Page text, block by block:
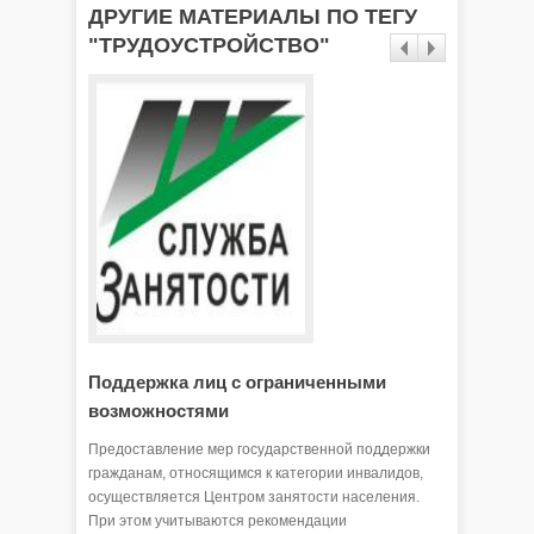
ДРУГИЕ МАТЕРИАЛЫ ПО ТЕГУ
"ТРУДОУСТРОЙСТВО"
Поддержка лиц с ограниченными
возможностями
Предоставление мер государственной поддержки
гражданам, относящимся к категории инвалидов,
осуществляется Центром занятости населения.
При этом учитываются рекомендации